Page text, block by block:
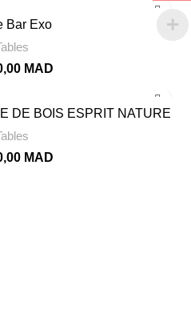
Bar Exo
MAD
DE BOIS ESPRIT NATURE
MAD